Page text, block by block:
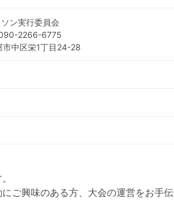
ン実行委員会
2266-6775
中区栄1丁目24-28
ご興味のある方、大会の運営をお手伝